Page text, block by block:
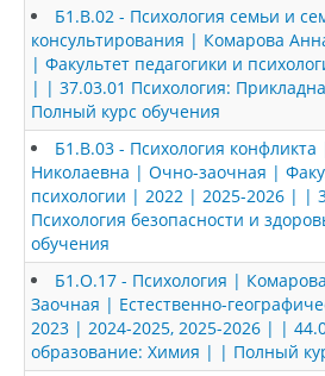
Б1.В.02 - Психология семьи и
консультирования | Комарова
| Факультет педагогики и
| | 37.03.01 Психология:
Полный курс обучения
Б1.В.03 - Психология
Николаевна | Очно-заочная |
психологии | 2022 | 2025-2026 | |
Психология безопасности и
обучения
Б1.О.17 - Психология |
Заочная | Естественно-
2023 | 2024-2025, 2025-2026 | |
образование: Химия | | Полный